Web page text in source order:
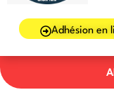
Adhésion en